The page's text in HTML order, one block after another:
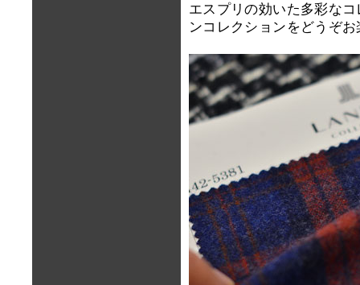
エスプリの効いた多彩な
ンコレクションをどうぞ